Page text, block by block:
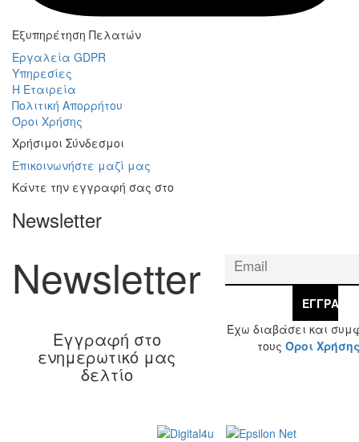
Εξυπηρέτηση Πελατών
Εργαλεία GDPR
Υπηρεσίες
Η Εταιρεία
Πολιτική Απορρήτου
Όροι Χρήσης
Χρήσιμοι Σύνδεσμοι
Επικοινωνήστε μαζί μας
Κάντε την εγγραφή σας στο
Newsletter
Newsletter
Εγγραφή στο
ενημερωτικό μας
δελτίο
ΕΓΓΡΑΦΉ
Έχω διαβάσει και
τους Όροι